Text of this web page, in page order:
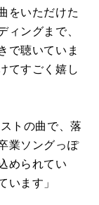
をいただけた
ィングまで、
で聴いていま
てすごく嬉し
トの曲で、落
業ソングっぽ
められてい
います」